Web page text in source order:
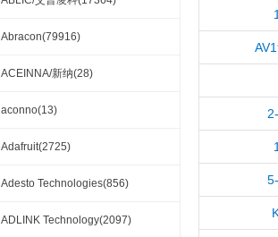
Abracon(79916)
ACEINNA/新纳(28)
aconno(13)
Adafruit(2725)
Adesto Technologies(856)
ADLINK Technology(2097)